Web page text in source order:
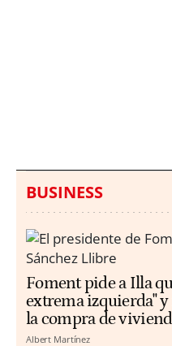
BUSINESS
Foment pide a Illa
extrema izquierda"
la compra de
Albert Martínez